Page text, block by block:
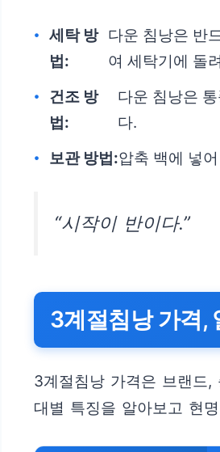
세탁 방
법:
다운 침낭은 반
여 세탁기에 돌
건조 방
법:
다운 침낭은
다.
보관 방법:압축 백에 넣
“시작이 반이다.”
3계절침낭 가격,
3계절침낭 가격은 브랜드,
대별 특징을 알아보고 현